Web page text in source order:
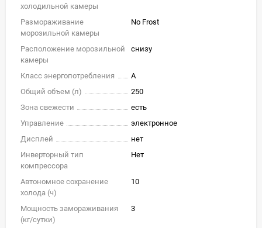
холодильной камеры
Размораживание
морозильной камеры
No Frost
Расположение морозильной
камеры
снизу
Класс энергопотребления
A
Общий объем (л)
250
Зона свежести
есть
Управление
электронное
Дисплей
нет
Инверторный тип
компрессора
Нет
Автономное сохранение
холода (ч)
10
Мощность замораживания
(кг/cутки)
3